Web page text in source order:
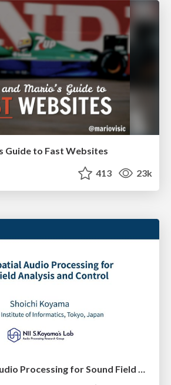
Guide to Fast Websites
413 23k
Neural Spatial Audio Processing for Sound Field Analysis and Control